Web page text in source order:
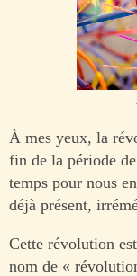
À mes yeux, la
fin de la période
temps pour nous
déjà présent,
Cette révolution
nom de «